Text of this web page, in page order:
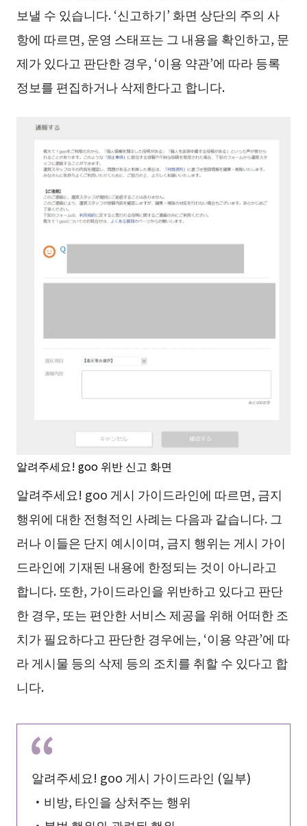
보낼 수 있습니다. ‘신고하기’ 화면 상단의 주의 사
항에 따르면, 운영 스태프는 그 내용을 확인하고, 문
제가 있다고 판단한 경우, ‘이용 약관’에 따라 등록
정보를 편집하거나 삭제한다고 합니다.
알려주세요! goo 위반 신고 화면
알려주세요! goo 게시 가이드라인에 따르면, 금지
행위에 대한 전형적인 사례는 다음과 같습니다. 그
러나 이들은 단지 예시이며, 금지 행위는 게시 가이
드라인에 기재된 내용에 한정되는 것이 아니라고
합니다. 또한, 가이드라인을 위반하고 있다고 판단
한 경우, 또는 편안한 서비스 제공을 위해 어떠한 조
치가 필요하다고 판단한 경우에는, ‘이용 약관’에 따
라 게시물 등의 삭제 등의 조치를 취할 수 있다고 합
니다.
알려주세요! goo 게시 가이드라인 (일부)
・비방, 타인을 상처주는 행위